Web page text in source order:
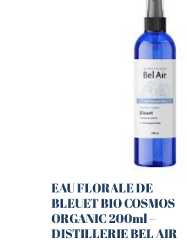
EAU FLORALE DE
BLEUET BIO COSMOS
ORGANIC 200ml –
DISTILLERIE BEL AIR